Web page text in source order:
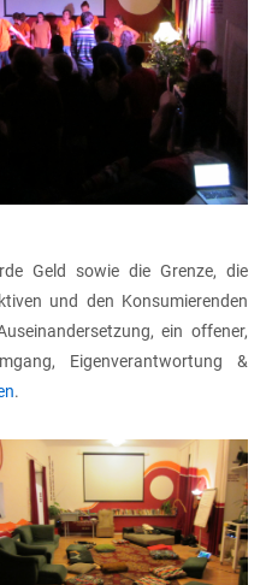
Geld sowie die Grenze, die
und den Konsumierenden
ein offener,
Eigenverantwortung &
.